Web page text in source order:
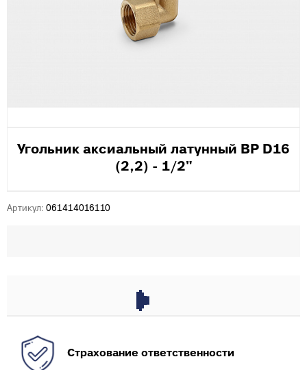
Угольник аксиальный латунный ВР D16
(2,2) - 1/2"
Артикул: 061414016110
Страхование ответственности